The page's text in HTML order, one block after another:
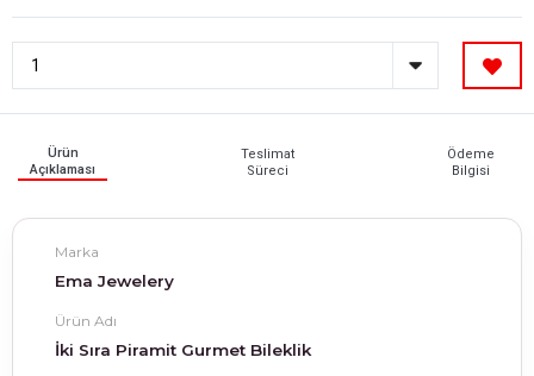
Ürün
Açıklaması
Teslimat
Süreci
Ödeme
Bilgisi
Marka
Ema Jewelery
Ürün Adı
İki Sıra Piramit Gurmet Bileklik